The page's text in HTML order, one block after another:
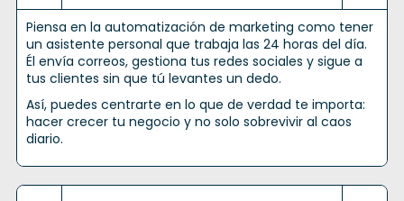
Piensa en la automatización de marketing como tener
un asistente personal que trabaja las 24 horas del día.
Él envía correos, gestiona tus redes sociales y sigue a
tus clientes sin que tú levantes un dedo.
Así, puedes centrarte en lo que de verdad te importa:
hacer crecer tu negocio y no solo sobrevivir al caos
diario.